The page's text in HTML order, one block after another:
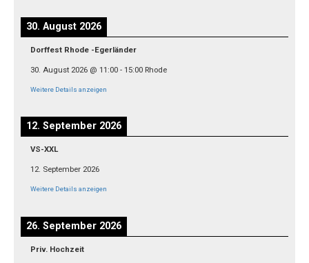
30. August 2026
Dorffest Rhode -Egerländer
30. August 2026 @ 11:00 - 15:00 Rhode
Weitere Details anzeigen
12. September 2026
VS-XXL
12. September 2026
Weitere Details anzeigen
26. September 2026
Priv. Hochzeit